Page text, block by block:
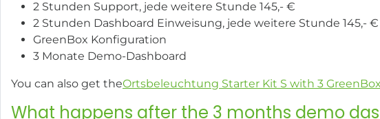
2 Stunden Support, jede weitere Stunde 145,- €
2 Stunden Dashboard Einweisung, jede weitere Stunde 145,- €
GreenBox Konfiguration
3 Monate Demo-Dashboard
You can also get theOrtsbeleuchtung Starter Kit S with 3
What happens after the 3 months demo